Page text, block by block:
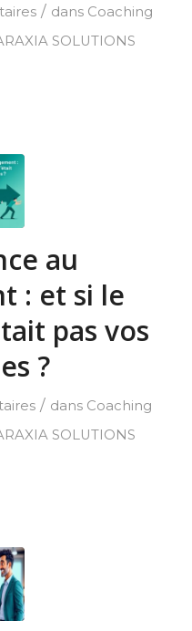
/ dans Coaching
SOLUTIONS
au
: et si le
pas vos
?
/ dans Coaching
SOLUTIONS